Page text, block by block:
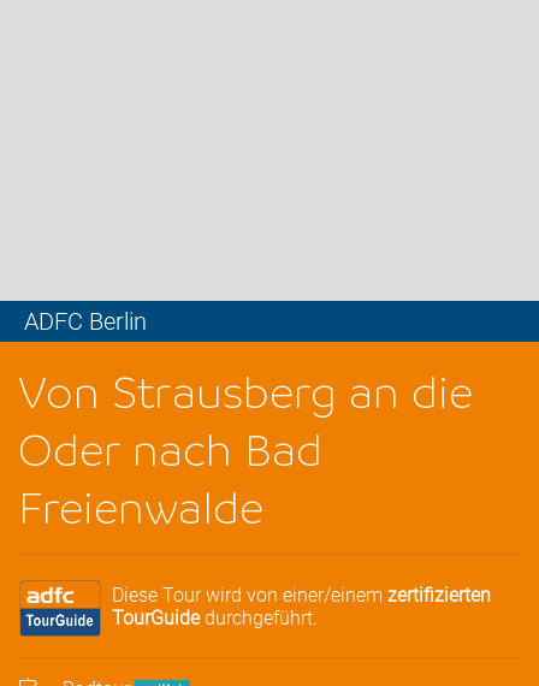
ADFC Berlin
Von Strausberg an die
Oder nach Bad
Freienwalde
Diese Tour wird von einer/einem zertifizierten
TourGuidedurchgeführt.